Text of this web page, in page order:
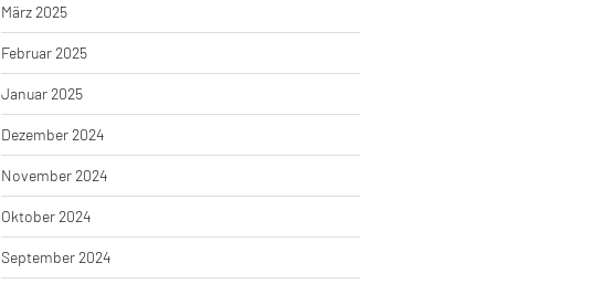
März 2025
Februar 2025
Januar 2025
Dezember 2024
November 2024
Oktober 2024
September 2024